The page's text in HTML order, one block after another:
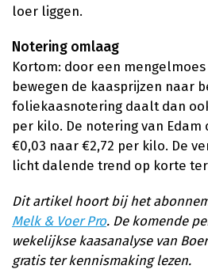
loer liggen.
Notering omlaag
Kortom: door een
bewegen de kaasprijzen naar
foliekaasnotering daalt dan
per kilo. De notering van
€0,03 naar €2,72 per kilo. De
licht dalende trend op korte
Dit artikel hoort bij het
Melk & Voer Pro. De komende
wekelijkse kaasanalyse van
gratis ter kennismaking lezen.